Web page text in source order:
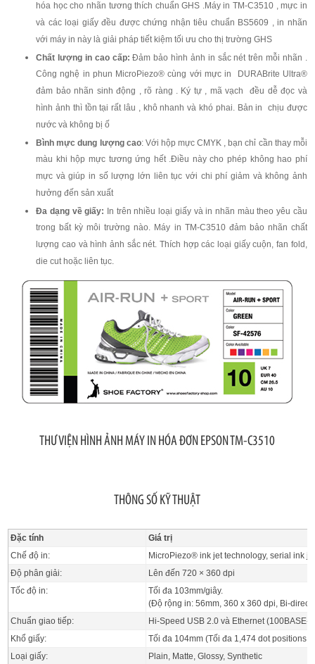
hóa học cho nhãn tương thích chuẩn GHS .Máy in TM-C3510 , mực in
và các loại giấy đều được chứng nhận tiêu chuẩn BS5609 , in nhãn
với máy in này là giải pháp tiết kiệm tối ưu cho thị trường GHS
Chất lượng in cao cấp:Đảm bảo hình ảnh in sắc nét trên mỗi nhãn .
Công nghệ in phun MicroPiezo® cùng với mực in DURABrite Ultra®
đảm bảo nhãn sinh động , rõ ràng . Ký tự , mã vạch đều dễ đọc và
hình ảnh thì tồn tại rất lâu , khô nhanh và khó phai. Bản in chịu được
nước và không bị ố
Bình mực dung lượng cao: Với hộp mực CMYK , bạn chỉ cần thay mỗi
màu khi hộp mực tương ứng hết .Điều này cho phép không hao phí
mực và giúp in số lượng lớn liên tục với chi phí giảm và không ảnh
hưởng đến sản xuất
Đa dạng về giấy: In trên nhiều loại giấy và in nhãn màu theo yêu cầu
trong bất kỳ môi trường nào. Máy in TM-C3510 đảm bảo nhãn chất
lượng cao và hình ảnh sắc nét. Thích hợp các loại giấy cuộn, fan fold,
die cut hoặc liên tục.
THƯ VIỆN HÌNH ẢNH MÁY IN HÓA ĐƠN EPSON TM-C3510
THÔNG SỐ KỸ THUẬT
Đặc tính
Giá trị
Chế độ in:
MicroPiezo® ink jet technology, serial ink
Độ phân giải:
Lên đến 720 × 360 dpi
Tốc độ in:
Tối đa 103mm/giây.
(Độ rộng in: 56mm, 360 x 360 dpi, Bi-
Chuẩn giao tiếp:
Hi-Speed USB 2.0 và Ethernet (100BASE-
Khổ giấy:
Tối đa 104mm (Tối đa 1,474 dot positions /
Loại giấy:
Plain, Matte, Glossy, Synthetic